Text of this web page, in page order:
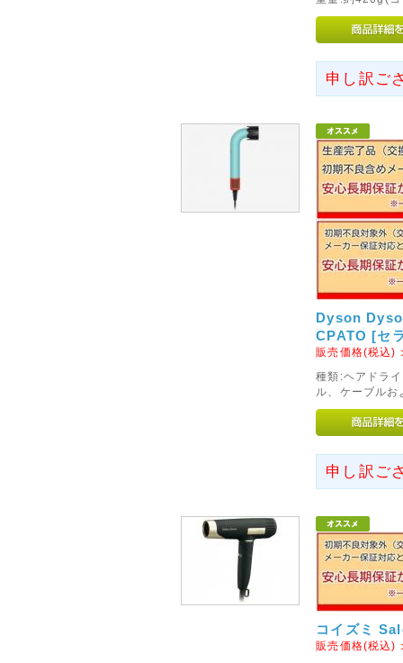
※当店は2014年4月1日以降も
価格表示を継続いたします!
◇Apple社製パソコンに対
フォーアクシデント」の販売を
メーカー保証が1年以上ついた
ト・タブレット・デスクトッ
TV・iphone・iPadの3Gモデル
<重要>ソニーパーソナル
において、設計生産委託先か
合により、当該バッテリーパ
能性があることが判明いたしま
◇営業完全再開のお知らせ◇
このたびは弊社が委託してお
障害の影響により、お客様に
また、心配や励ましの言葉をお
かげをもちまして、新規ウェ
せていただく運びとなりました
今後も変わらぬご愛顧のほど
◇モルファンブロックの取
申し訳ご
Dyson
CPATO [セ
販売価格(税込)
種類:ヘアドラ
ル、ケーブル
申し訳ご
コイズミ
販売価格(税込)